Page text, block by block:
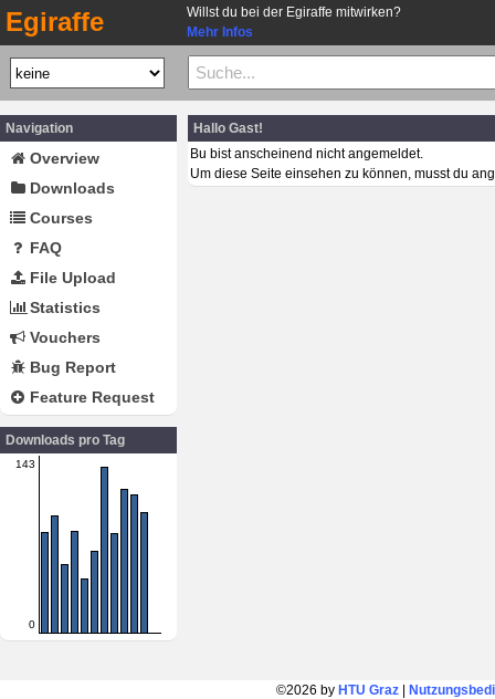
Egiraffe
Willst du bei der Egiraffe mitwirken?
Mehr Infos
Navigation
Overview
Downloads
Courses
FAQ
File Upload
Statistics
Vouchers
Bug Report
Feature Request
Downloads pro Tag
143
0
Hallo Gast!
Bu bist anscheinend nicht angemeldet.
Um diese Seite einsehen zu können, musst du
©2026 by HTU Graz|